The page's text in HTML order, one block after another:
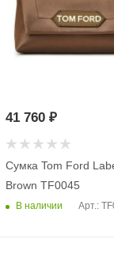
Сумка Tom Ford
Brown TF0045
В наличии Арт.:
41 760 ₽